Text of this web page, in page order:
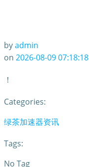
byadmin
on 2026-08-09 07:18:18
！
Categories:
绿茶加速器资讯
Tags:
No Tag